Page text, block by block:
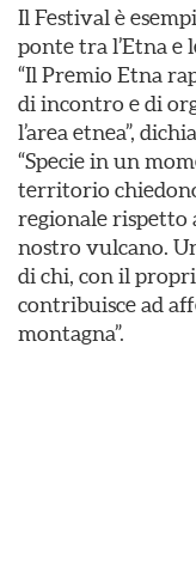
Il Festival è
ponte tra l’Etna e
“Il Premio Etna
di incontro e di
l’area etnea”,
“Specie in un
territorio
regionale rispetto
nostro vulcano.
di chi, con il
contribuisce ad
montagna”.